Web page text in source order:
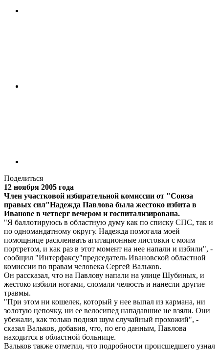
Поделиться
12 ноября 2005 года
Член участковой избирательной комиссии от "Союза
правых сил"Надежда Павлова была жестоко избита в
Иванове в четверг вечером и госпитализирована.
"Я баллотируюсь в областную думу как по списку СПС, так и
по одномандатному округу. Надежда помогала моей
помощнице расклеивать агитационные листовки с моим
портретом, и как раз в этот момент на нее напали и избили", -
сообщил "Интерфаксу"председатель Ивановской областной
комиссии по правам человека Сергей Вальков.
Он рассказал, что на Павлову напали на улице Шубиных, и
жестоко избили ногами, сломали челюсть и нанесли другие
травмы.
"При этом ни кошелек, который у нее выпал из кармана, ни
золотую цепочку, ни ее велосипед нападавшие не взяли. Они
убежали, как только поднял шум случайный прохожий", -
сказал Вальков, добавив, что, по его данным, Павлова
находится в областной больнице.
Вальков также отметил, что подробности происшедшего узнал